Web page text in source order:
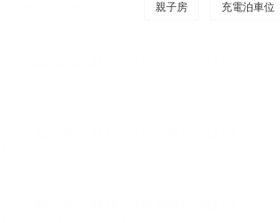
親子房 充電泊車位